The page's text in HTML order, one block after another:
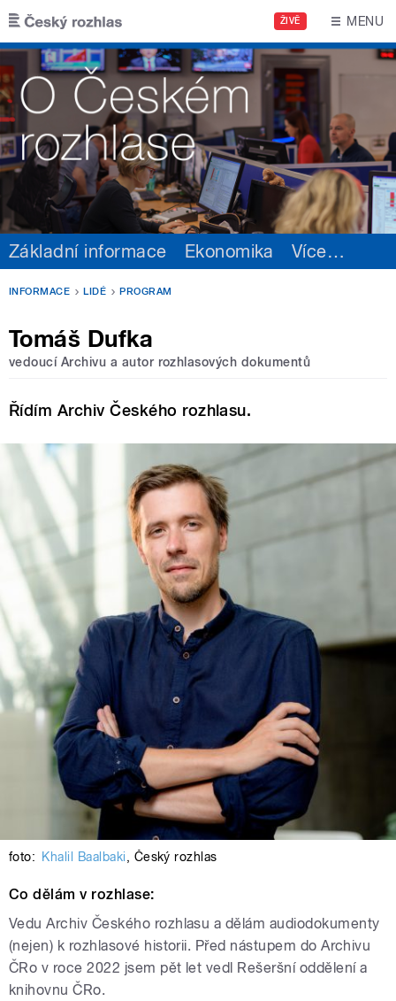
Přejít k hlavnímu obsahu
ŽIVĚ MENU
Základní informace Ekonomika Více…
INFORMACE LIDÉ PROGRAM
Tomáš Dufka
vedoucí Archivu a autor rozhlasových dokumentů
Řídím Archiv Českého rozhlasu.
foto: Khalil Baalbaki, Český rozhlas
Co dělám v rozhlase:
Vedu Archiv Českého rozhlasu a dělám audiodokumenty
(nejen) k rozhlasové historii. Před nástupem do Archivu
ČRo v roce 2022 jsem pět let vedl Rešeršní oddělení a
knihovnu ČRo.